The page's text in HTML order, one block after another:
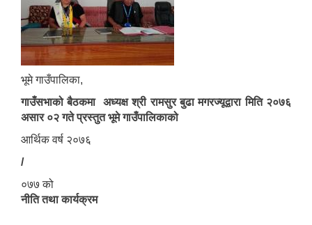
भूमे गाउँपालिका,
गाउँसभाको बैठकमा अध्यक्ष श्री रामसुर बुढा मगरज्यूद्वारा मिति २०७६
असार ०२ गते प्रस्तुत भूमे गाउँपालिकाको
आर्थिक वर्ष २०७६
/
०७७ को
नीति तथा कार्यक्रम